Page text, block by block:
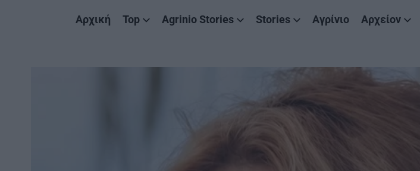
Αρχική Top Agrinio Stories Stories Αγρίνιο Αρχείον